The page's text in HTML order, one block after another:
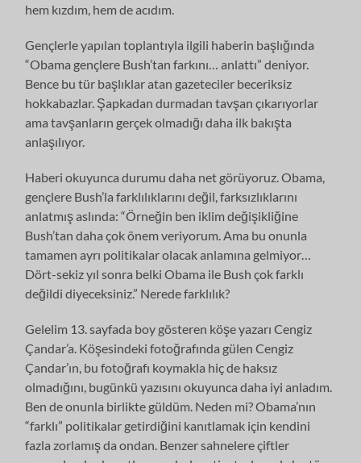
hem kızdım, hem de acıdım.
Gençlerle yapılan toplantıyla ilgili haberin başlığında
“Obama gençlere Bush’tan farkını… anlattı” deniyor.
Bence bu tür başlıklar atan gazeteciler beceriksiz
hokkabazlar. Şapkadan durmadan tavşan çıkarıyorlar
ama tavşanların gerçek olmadığı daha ilk bakışta
anlaşılıyor.
Haberi okuyunca durumu daha net görüyoruz. Obama,
gençlere Bush’la farklılıklarını değil, farksızlıklarını
anlatmış aslında: “Örneğin ben iklim değişikliğine
Bush’tan daha çok önem veriyorum. Ama bu onunla
tamamen ayrı politikalar olacak anlamına gelmiyor…
Dört-sekiz yıl sonra belki Obama ile Bush çok farklı
değildi diyeceksiniz.” Nerede farklılık?
Gelelim 13. sayfada boy gösteren köşe yazarı Cengiz
Çandar’a. Köşesindeki fotoğrafında gülen Cengiz
Çandar’ın, bu fotoğrafı koymakla hiç de haksız
olmadığını, bugünkü yazısını okuyunca daha iyi anladım.
Ben de onunla birlikte güldüm. Neden mi? Obama’nın
“farklı” politikalar getirdiğini kanıtlamak için kendini
fazla zorlamış da ondan. Benzer sahnelere çiftler